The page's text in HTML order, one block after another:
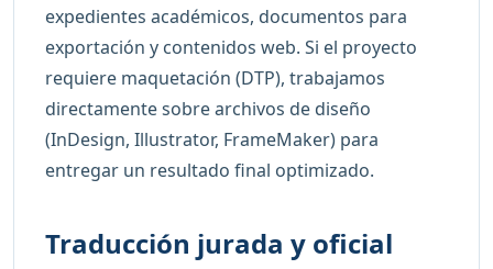
expedientes académicos, documentos para
exportación y contenidos web. Si el proyecto
requiere maquetación (DTP), trabajamos
directamente sobre archivos de diseño
(InDesign, Illustrator, FrameMaker) para
entregar un resultado final optimizado.
Traducción jurada y oficial